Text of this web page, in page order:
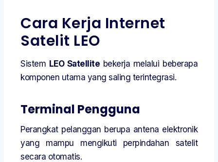
Cara Kerja Internet
Satelit LEO
Sistem LEO Satellite bekerja melalui beberapa
komponen utama yang saling terintegrasi.
Terminal Pengguna
Perangkat pelanggan berupa antena elektronik
yang mampu mengikuti perpindahan satelit
secara otomatis.